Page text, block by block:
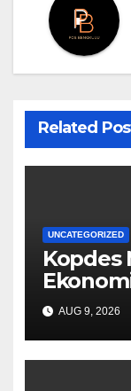
Related
UNCATEGORIZED
Kopdes
AUG 9, 2026